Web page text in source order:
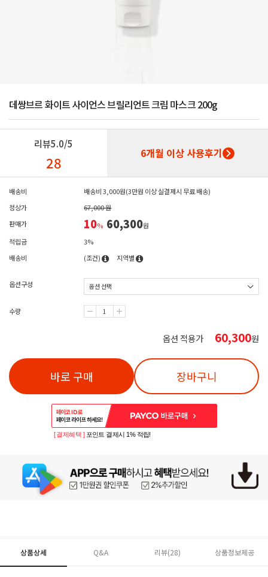
데쌍브르 화이트 사이언스 브릴리언트 크림 마스크 200g
리뷰5.0/5
28 6개월 이상 사용후기
배송비
배송비 3,000원(3만원 이상 실결제시 무료 배송)
정상가
67,000 원
판매가
10% 60,300원
적립금
3%
배송비
(조건) 지역별
옵션구성
수량
옵션 적용가 60,300원
바로 구매 장바구니
[ 결제혜택 ] 포인트 결제시 1% 적립!
상품상세 Q&A 리뷰(28) 상품정보제공